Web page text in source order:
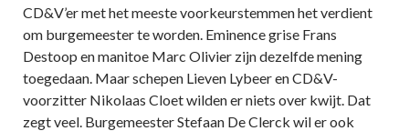
CD&V’er met het meeste voorkeurstemmen het verdient
om burgemeester te worden. Eminence grise Frans
Destoop en manitoe Marc Olivier zijn dezelfde mening
toegedaan. Maar schepen Lieven Lybeer en CD&V-
voorzitter Nikolaas Cloet wilden er niets over kwijt. Dat
zegt veel. Burgemeester Stefaan De Clerck wil er ook